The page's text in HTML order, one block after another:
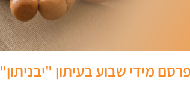
מידי שבוע בעיתון "יבניתון"